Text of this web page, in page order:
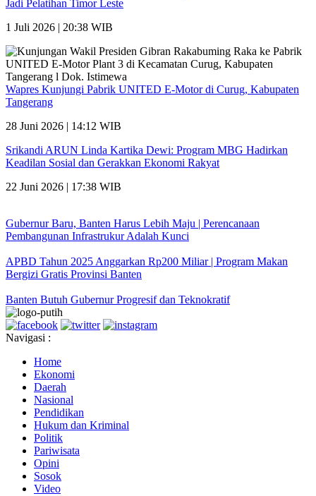
Jadi Pelatihan Timor Leste
1 Juli 2026 | 20:38 WIB
Wapres Kunjungi Pabrik UNITED E-Motor di Curug, Kabupaten
Tangerang
28 Juni 2026 | 14:12 WIB
Srikandi ARUN Linda Kartika Dewi: Program MBG Hadirkan
Keadilan Sosial dan Gerakkan Ekonomi Rakyat
22 Juni 2026 | 17:38 WIB
Gubernur Baru, Banten Harus Lebih Maju | Perencanaan
Pembangunan Infrastrukur Adalah Kunci
APBD Tahun 2025 Anggarkan Rp200 Miliar | Program Makan
Bergizi Gratis Provinsi Banten
Banten Butuh Gubernur Progresif dan Teknokratif
Navigasi :
Home
Ekonomi
Daerah
Nasional
Pendidikan
Hukum dan Kriminal
Politik
Pariwisata
Opini
Sosok
Video